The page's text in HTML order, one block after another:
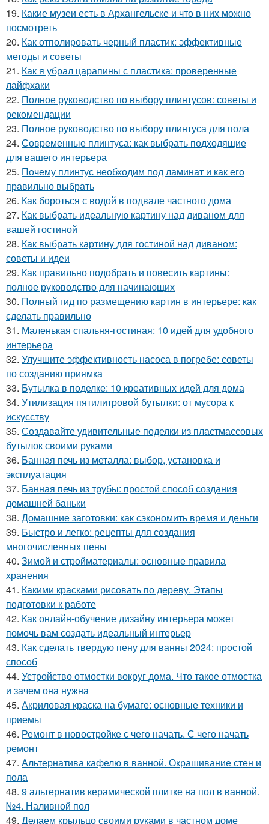
19. Какие музеи есть в Архангельске и что в них можно
посмотреть
20. Как отполировать черный пластик: эффективные
методы и советы
21. Как я убрал царапины с пластика: проверенные
лайфхаки
22. Полное руководство по выбору плинтусов: советы и
рекомендации
23. Полное руководство по выбору плинтуса для пола
24. Современные плинтуса: как выбрать подходящие
для вашего интерьера
25. Почему плинтус необходим под ламинат и как его
правильно выбрать
26. Как бороться с водой в подвале частного дома
27. Как выбрать идеальную картину над диваном для
вашей гостиной
28. Как выбрать картину для гостиной над диваном:
советы и идеи
29. Как правильно подобрать и повесить картины:
полное руководство для начинающих
30. Полный гид по размещению картин в интерьере: как
сделать правильно
31. Маленькая спальня-гостиная: 10 идей для удобного
интерьера
32. Улучшите эффективность насоса в погребе: советы
по созданию приямка
33. Бутылка в поделке: 10 креативных идей для дома
34. Утилизация пятилитровой бутылки: от мусора к
искусству
35. Создавайте удивительные поделки из пластмассовых
бутылок своими руками
36. Банная печь из металла: выбор, установка и
эксплуатация
37. Банная печь из трубы: простой способ создания
домашней баньки
38. Домашние заготовки: как сэкономить время и деньги
39. Быстро и легко: рецепты для создания
многочисленных пены
40. Зимой и стройматериалы: основные правила
хранения
41. Какими красками рисовать по дереву. Этапы
подготовки к работе
42. Как онлайн-обучение дизайну интерьера может
помочь вам создать идеальный интерьер
43. Как сделать твердую пену для ванны 2024: простой
способ
44. Устройство отмостки вокруг дома. Что такое отмостка
и зачем она нужна
45. Акриловая краска на бумаге: основные техники и
приемы
46. Ремонт в новостройке с чего начать. С чего начать
ремонт
47. Альтернатива кафелю в ванной. Окрашивание стен и
пола
48. 9 альтернатив керамической плитке на пол в ванной.
№4. Наливной пол
49. Делаем крыльцо своими руками в частном доме